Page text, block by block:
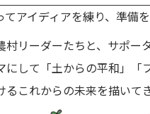
アイディアを練り、準備
村リーダーたちと、サポ
にして「土からの平和」
これからの未来を描いて